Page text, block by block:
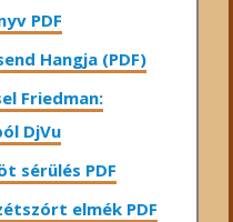
PDF
Hangja (PDF)
Friedman:
DjVu
sérülés PDF
elmék PDF